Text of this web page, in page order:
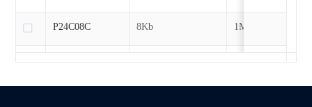
8Kb 1MHz
P24C08C